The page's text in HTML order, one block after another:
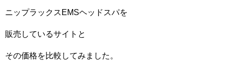
ニップラックスEMSヘッドスパを
販売しているサイトと
その価格を比較してみました。